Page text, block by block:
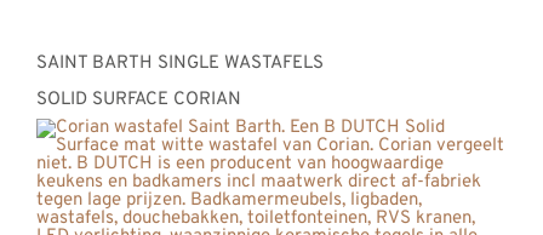
SAINT BARTH SINGLE WASTAFELS
SOLID SURFACE CORIAN